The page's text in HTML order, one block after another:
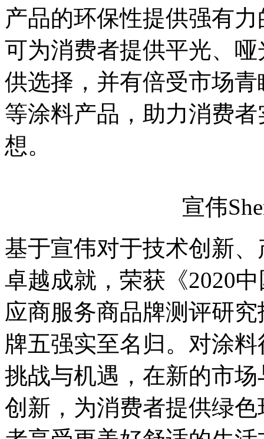
产品的环保性提供强有
可为消费者提供平光、
供选择，并有倍受市场
等涂料产品，助力消费
想。
宣伟
基于宣伟对于技术创新
卓越成就，荣获《2020
应商服务商品牌测评研
牌五强实至名归。对涂
挑战与机遇，在新的市
创新，为消费者提供绿